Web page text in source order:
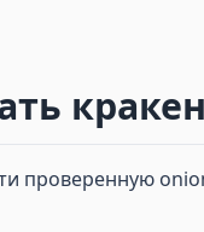
проверенную